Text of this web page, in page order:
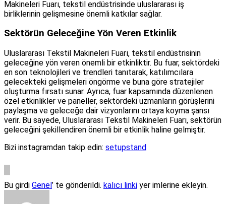
Makineleri Fuarı, tekstil endüstrisinde uluslararası iş
birliklerinin gelişmesine önemli katkılar sağlar.
Sektörün Geleceğine Yön Veren Etkinlik
Uluslararası Tekstil Makineleri Fuarı, tekstil endüstrisinin
geleceğine yön veren önemli bir etkinliktir. Bu fuar, sektördeki
en son teknolojileri ve trendleri tanıtarak, katılımcılara
gelecekteki gelişmeleri öngörme ve buna göre stratejiler
oluşturma fırsatı sunar. Ayrıca, fuar kapsamında düzenlenen
özel etkinlikler ve paneller, sektördeki uzmanların görüşlerini
paylaşma ve geleceğe dair vizyonlarını ortaya koyma şansı
verir. Bu sayede, Uluslararası Tekstil Makineleri Fuarı, sektörün
geleceğini şekillendiren önemli bir etkinlik haline gelmiştir.
Bizi instagramdan takip edin: setupstand
Bu girdi Genel ’ te gönderildi. kalıcı linki yer imlerine ekleyin.